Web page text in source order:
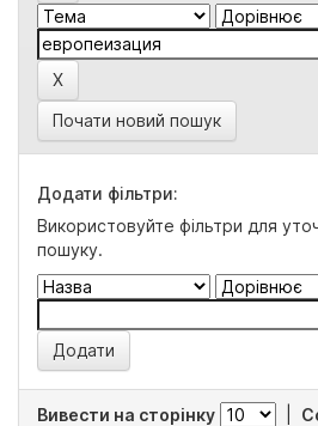
Почати новий пошук
Додати фільтри:
Використовуйте фільтри для
пошуку.
Вивести на сторінку